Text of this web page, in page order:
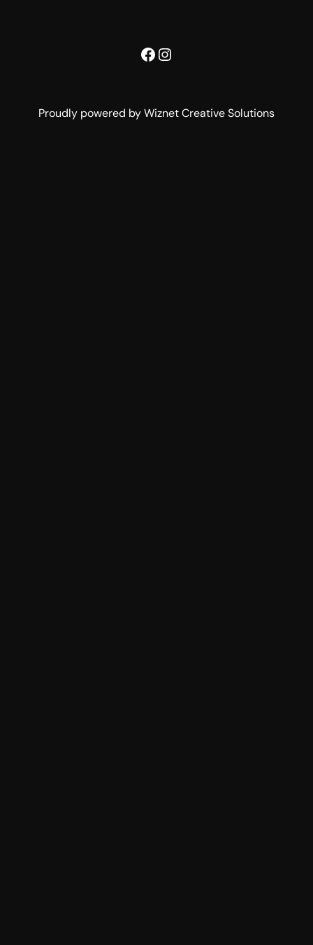
Facebook
Instagram
Proudly powered by Wiznet Creative Solutions